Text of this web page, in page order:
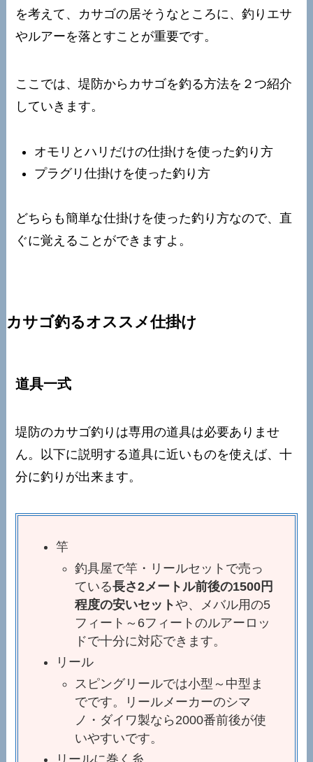
を考えて、カサゴの居そうなところに、釣りエサ
やルアーを落とすことが重要です。
ここでは、堤防からカサゴを釣る方法を２つ紹介
していきます。
オモリとハリだけの仕掛けを使った釣り方
プラグリ仕掛けを使った釣り方
どちらも簡単な仕掛けを使った釣り方なので、直
ぐに覚えることができますよ。
カサゴ釣るオススメ仕掛け
道具一式
堤防のカサゴ釣りは専用の道具は必要ありませ
ん。以下に説明する道具に近いものを使えば、十
分に釣りが出来ます。
竿
釣具屋で竿・リールセットで売っ
ている長さ2メートル前後の1500円
程度の安いセットや、メバル用の5
フィート～6フィートのルアーロッ
ドで十分に対応できます。
リール
スピングリールでは小型～中型ま
でです。リールメーカーのシマ
ノ・ダイワ製なら2000番前後が使
いやすいです。
リールに巻く糸